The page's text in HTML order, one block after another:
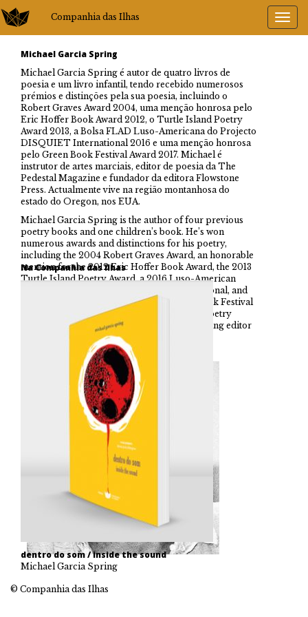
Companhia das Ilhas
Michael Garcia Spring
Michael Garcia Spring é autor de quatro livros de
poesia e um livro infantil, tendo recebido numerosos
prémios e distinções pela sua poesia, incluindo o
Robert Graves Award 2004, uma menção honrosa pelo
Eric Hoffer Book Award 2012, o Turtle Island Poetry
Award 2013, a Bolsa FLAD Luso-Americana do Projecto
DISQUIET International 2016 e uma menção honrosa
pelo Green Book Festival Award 2017. Michael é
instrutor de artes marciais, editor de poesia da The
Pedestal Magazine e fundador da editora Flowstone
Press. Actualmente vive na região montanhosa do
estado do Oregon, nos EUA.
Michael Garcia Spring is the author of four previous
poetry books and one children’s book. He’s won
numerous awards and distinctions for his poetry,
including the 2004 Robert Graves Award, an honorable
mention for the 2012 Eric Hoffer Book Award, the 2013
Turtle Island Poetry Award, a 2016 Luso-American
FLAD Fellowship from DISQUIET International, and
an honorable mention for the 2017 Green Book Festival
Award. Michael is a martial art instructor, a poetry
editor for The Pedestal Magazine, and founding editor
of Flowstone Press. He currently lives on a
mountainside in rural Oregon, USA.
Na Companhia das Ilhas
dentro do som / inside the sound
Michael Garcia Spring
© Companhia das Ilhas